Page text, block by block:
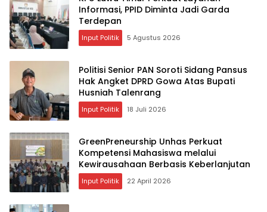
Informasi, PPID Diminta Jadi Garda
Terdepan
Input Politik 5 Agustus 2026
Politisi Senior PAN Soroti Sidang Pansus
Hak Angket DPRD Gowa Atas Bupati
Husniah Talenrang
Input Politik 18 Juli 2026
GreenPreneurship Unhas Perkuat
Kompetensi Mahasiswa melalui
Kewirausahaan Berbasis Keberlanjutan
Input Politik 22 April 2026